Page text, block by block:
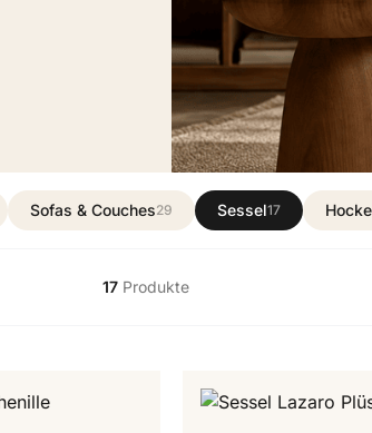
Sofas & Couches29 Sessel17
17Produkte